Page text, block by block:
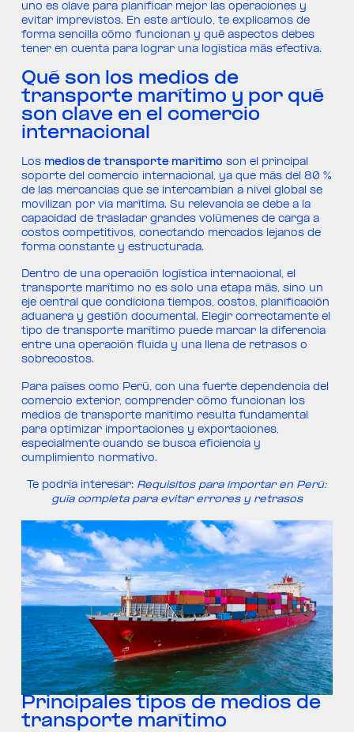
uno es clave para planificar mejor las operaciones y
evitar imprevistos. En este artículo, te explicamos de
forma sencilla cómo funcionan y qué aspectos debes
tener en cuenta para lograr una logística más efectiva.
Qué son los medios de
transporte marítimo y por qué
son clave en el comercio
internacional
Los medios de transporte marítimo son el principal
soporte del comercio internacional, ya que más del 80 %
de las mercancías que se intercambian a nivel global se
movilizan por vía marítima. Su relevancia se debe a la
capacidad de trasladar grandes volúmenes de carga a
costos competitivos, conectando mercados lejanos de
forma constante y estructurada.
Dentro de una operación logística internacional, el
transporte marítimo no es solo una etapa más, sino un
eje central que condiciona tiempos, costos, planificación
aduanera y gestión documental. Elegir correctamente el
tipo de transporte marítimo puede marcar la diferencia
entre una operación fluida y una llena de retrasos o
sobrecostos.
Para países como Perú, con una fuerte dependencia del
comercio exterior, comprender cómo funcionan los
medios de transporte marítimo resulta fundamental
para optimizar importaciones y exportaciones,
especialmente cuando se busca eficiencia y
cumplimiento normativo.
Te podría interesar: Requisitos para importar en Perú:
guía completa para evitar errores y retrasos
Principales tipos de medios de
transporte marítimo